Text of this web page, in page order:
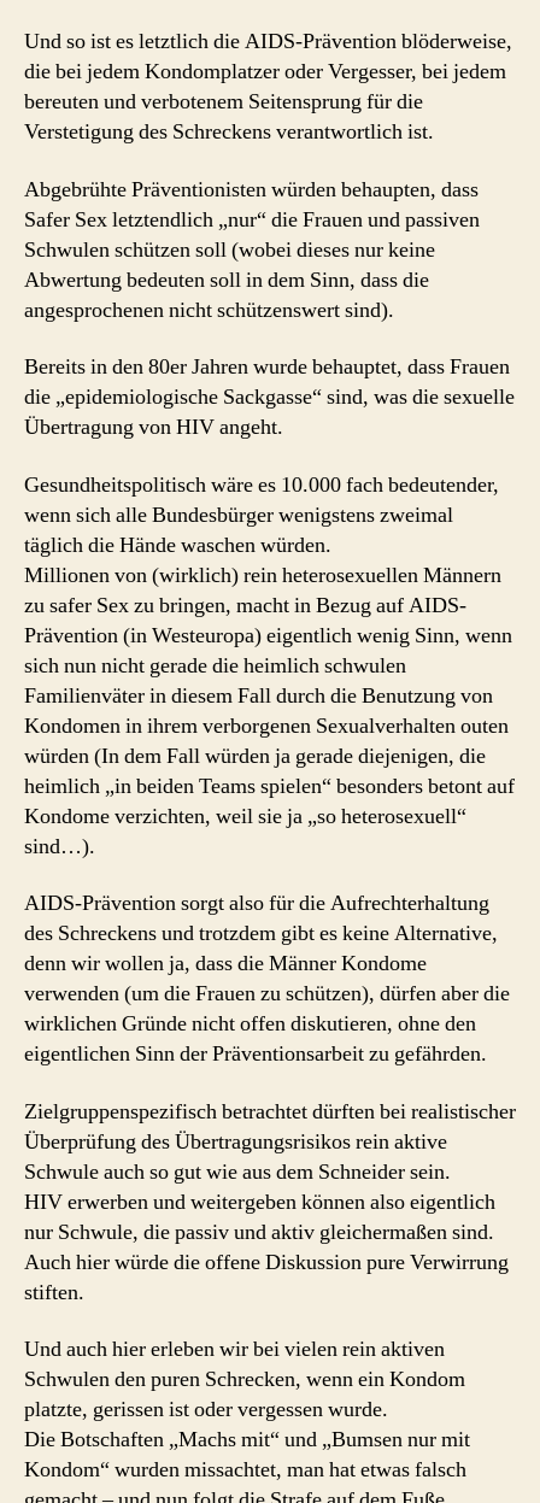
Und so ist es letztlich die AIDS-Prävention blöderweise,
die bei jedem Kondomplatzer oder Vergesser, bei jedem
bereuten und verbotenem Seitensprung für die
Verstetigung des Schreckens verantwortlich ist.
Abgebrühte Präventionisten würden behaupten, dass
Safer Sex letztendlich „nur“ die Frauen und passiven
Schwulen schützen soll (wobei dieses nur keine
Abwertung bedeuten soll in dem Sinn, dass die
angesprochenen nicht schützenswert sind).
Bereits in den 80er Jahren wurde behauptet, dass Frauen
die „epidemiologische Sackgasse“ sind, was die sexuelle
Übertragung von HIV angeht.
Gesundheitspolitisch wäre es 10.000 fach bedeutender,
wenn sich alle Bundesbürger wenigstens zweimal
täglich die Hände waschen würden.
Millionen von (wirklich) rein heterosexuellen Männern
zu safer Sex zu bringen, macht in Bezug auf AIDS-
Prävention (in Westeuropa) eigentlich wenig Sinn, wenn
sich nun nicht gerade die heimlich schwulen
Familienväter in diesem Fall durch die Benutzung von
Kondomen in ihrem verborgenen Sexualverhalten outen
würden (In dem Fall würden ja gerade diejenigen, die
heimlich „in beiden Teams spielen“ besonders betont auf
Kondome verzichten, weil sie ja „so heterosexuell“
sind…).
AIDS-Prävention sorgt also für die Aufrechterhaltung
des Schreckens und trotzdem gibt es keine Alternative,
denn wir wollen ja, dass die Männer Kondome
verwenden (um die Frauen zu schützen), dürfen aber die
wirklichen Gründe nicht offen diskutieren, ohne den
eigentlichen Sinn der Präventionsarbeit zu gefährden.
Zielgruppenspezifisch betrachtet dürften bei realistischer
Überprüfung des Übertragungsrisikos rein aktive
Schwule auch so gut wie aus dem Schneider sein.
HIV erwerben und weitergeben können also eigentlich
nur Schwule, die passiv und aktiv gleichermaßen sind.
Auch hier würde die offene Diskussion pure Verwirrung
stiften.
Und auch hier erleben wir bei vielen rein aktiven
Schwulen den puren Schrecken, wenn ein Kondom
platzte, gerissen ist oder vergessen wurde.
Die Botschaften „Machs mit“ und „Bumsen nur mit
Kondom“ wurden missachtet, man hat etwas falsch